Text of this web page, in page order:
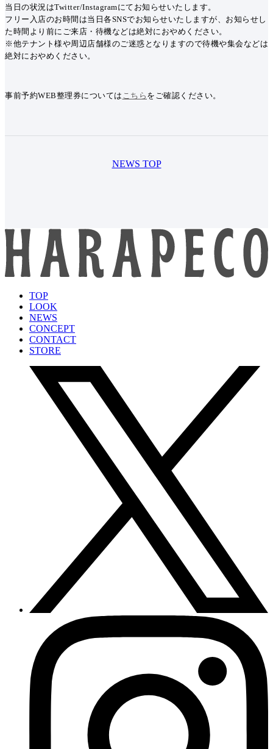
当日の状況はTwitter/Instagramにてお知らせいたします。
フリー入店のお時間は当日各SNSでお知らせいたしますが、お知らせし
た時間より前にご来店・待機などは絶対におやめください。
※他テナント様や周辺店舗様のご迷惑となりますので待機や集会などは
絶対におやめください。
事前予約WEB整理券については こちら をご確認ください。
NEWS TOP
TOP
LOOK
NEWS
CONCEPT
CONTACT
STORE